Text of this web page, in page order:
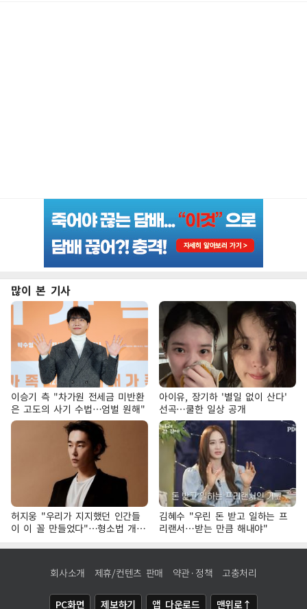
많이 본 기사
이승기 측 "차가원 전세금 미반환
은 고도의 사기 수법…엄벌 원해"
아이유, 장기하 '별일 없이 산다'
선곡…쿨한 일상 공개
허지웅 "우리가 지지했던 인간들
이 이 꼴 만들었다"…형소법 개정
에 격한 반응
김혜수 "우린 돈 받고 일하는 프
리랜서…받는 만큼 해내야"
회사소개 제휴/컨텐츠 판매 약관·정책 고충처리
PC화면 제보하기 앱 다운로드 맨위로↑